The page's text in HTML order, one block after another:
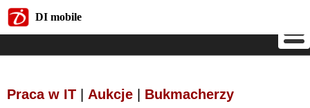
DI mobile
Praca w IT Aukcje
Bukmacherzy
DI mobile